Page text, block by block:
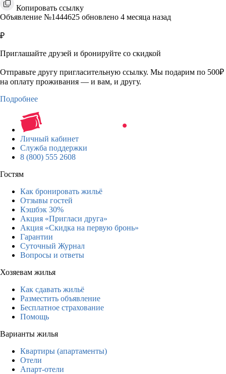
Копировать ссылку
Объявление №1444625 обновлено 4 месяца назад
₽
Приглашайте друзей и бронируйте со скидкой
Отправьте другу пригласительную ссылку. Мы подарим по 500₽
на оплату проживания — и вам, и другу.
Подробнее
Личный кабинет
Служба поддержки
8 (800) 555 2608
Гостям
Как бронировать жильё
Отзывы гостей
Кэшбэк 30%
Акция «Пригласи друга»
Акция «Скидка на первую бронь»
Гарантии
Суточный Журнал
Вопросы и ответы
Хозяевам жилья
Как сдавать жильё
Разместить объявление
Бесплатное страхование
Помощь
Варианты жилья
Квартиры (апартаменты)
Отели
Апарт-отели